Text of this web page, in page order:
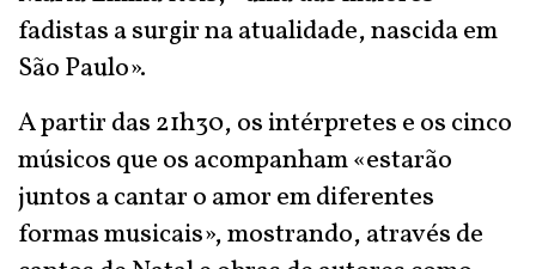
fadistas a surgir na atualidade, nascida em
São Paulo».
A partir das 21h30, os intérpretes e os cinco
músicos que os acompanham «estarão
juntos a cantar o amor em diferentes
formas musicais», mostrando, através de